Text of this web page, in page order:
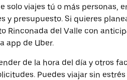
solo viajes tú o más personas,
y presupuesto. Si quieres
Rinconada del Valle con
app de Uber.
de la hora del día y otros
Puedes viajar sin